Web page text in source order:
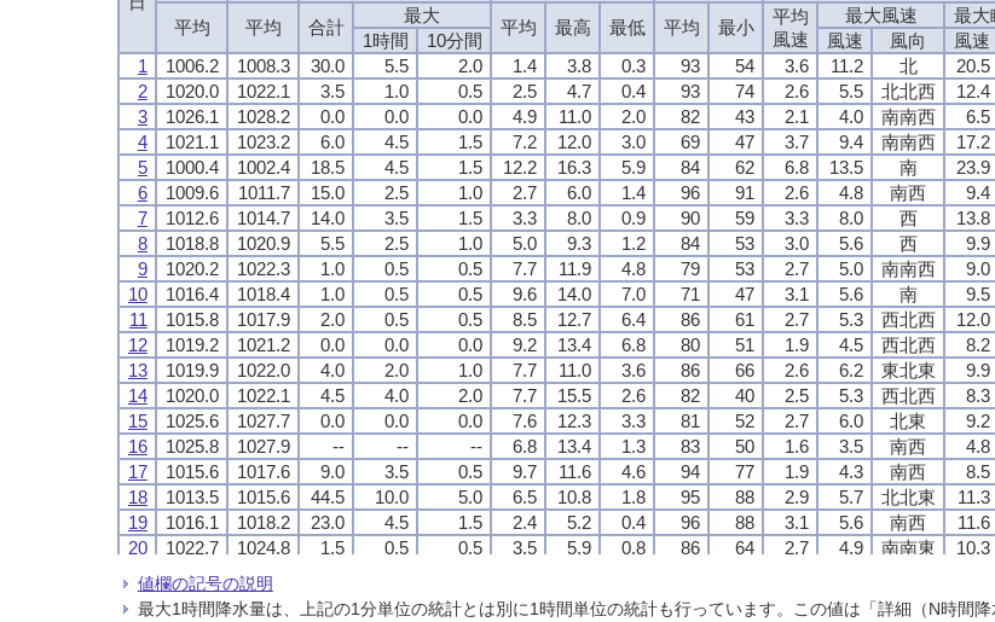
平均
平均 合計
最大
平均 最高 最低 平均 最小
平均
風速
最大風速 最大
1時間 10分間 風速 風向 風速
1
1006.2 1008.3 30.0 5.5 2.0 1.4 3.8 0.3 93 54 3.6 11.2 北 20.5
2
1020.0 1022.1 3.5 1.0 0.5 2.5 4.7 0.4 93 74 2.6 5.5 北北西 12.4
3
1026.1 1028.2 0.0 0.0 0.0 4.9 11.0 2.0 82 43 2.1 4.0 南南西 6.5
4
1021.1 1023.2 6.0 4.5 1.5 7.2 12.0 3.0 69 47 3.7 9.4 南南西 17.2
5
1000.4 1002.4 18.5 4.5 1.5 12.2 16.3 5.9 84 62 6.8 13.5 南 23.9
6
1009.6 1011.7 15.0 2.5 1.0 2.7 6.0 1.4 96 91 2.6 4.8 南西 9.4
7
1012.6 1014.7 14.0 3.5 1.5 3.3 8.0 0.9 90 59 3.3 8.0 西 13.8
8
1018.8 1020.9 5.5 2.5 1.0 5.0 9.3 1.2 84 53 3.0 5.6 西 9.9
9
1020.2 1022.3 1.0 0.5 0.5 7.7 11.9 4.8 79 53 2.7 5.0 南南西 9.0
10
1016.4 1018.4 1.0 0.5 0.5 9.6 14.0 7.0 71 47 3.1 5.6 南 9.5
11
1015.8 1017.9 2.0 0.5 0.5 8.5 12.7 6.4 86 61 2.7 5.3 西北西 12.0
12
1019.2 1021.2 0.0 0.0 0.0 9.2 13.4 6.8 80 51 1.9 4.5 西北西 8.2
13
1019.9 1022.0 4.0 2.0 1.0 7.7 11.0 3.6 86 66 2.6 6.2 東北東 9.9
14
1020.0 1022.1 4.5 4.0 2.0 7.7 15.5 2.6 82 40 2.5 5.3 西北西 8.3
15
1025.6 1027.7 0.0 0.0 0.0 7.6 12.3 3.3 81 52 2.7 6.0 北東 9.2
16
1025.8 1027.9 -- -- -- 6.8 13.4 1.3 83 50 1.6 3.5 南西 4.8
17
1015.6 1017.6 9.0 3.5 0.5 9.7 11.6 4.6 94 77 1.9 4.3 南西 8.5
18
1013.5 1015.6 44.5 10.0 5.0 6.5 10.8 1.8 95 88 2.9 5.7 北北東 11.3
19
1016.1 1018.2 23.0 4.5 1.5 2.4 5.2 0.4 96 88 3.1 5.6 南西 11.6
20
1022.7 1024.8 1.5 0.5 0.5 3.5 5.9 0.8 86 64 2.7 4.9 南南東 10.3
21
1019.7 1021.8
22
1009.4 1011.5 15.5 6.0 2.0 6.9 12.5 1.4 73 40 10.4 南 22.7
平均
平均 合計
最大
平均 最高 最低 平均 最小
平均
風速
最大風速 最大
1時間 10分間 風速 風向 風速
1
1006.2 1008.3 30.0 5.5 2.0 1.4 3.8 0.3 93 54 3.6 11.2 北 20.5
2
1020.0 1022.1 3.5 1.0 0.5 2.5 4.7 0.4 93 74 2.6 5.5 北北西 12.4
3
1026.1 1028.2 0.0 0.0 0.0 4.9 11.0 2.0 82 43 2.1 4.0 南南西 6.5
4
1021.1 1023.2 6.0 4.5 1.5 7.2 12.0 3.0 69 47 3.7 9.4 南南西 17.2
5
1000.4 1002.4 18.5 4.5 1.5 12.2 16.3 5.9 84 62 6.8 13.5 南 23.9
6
1009.6 1011.7 15.0 2.5 1.0 2.7 6.0 1.4 96 91 2.6 4.8 南西 9.4
7
1012.6 1014.7 14.0 3.5 1.5 3.3 8.0 0.9 90 59 3.3 8.0 西 13.8
8
1018.8 1020.9 5.5 2.5 1.0 5.0 9.3 1.2 84 53 3.0 5.6 西 9.9
9
1020.2 1022.3 1.0 0.5 0.5 7.7 11.9 4.8 79 53 2.7 5.0 南南西 9.0
10
1016.4 1018.4 1.0 0.5 0.5 9.6 14.0 7.0 71 47 3.1 5.6 南 9.5
11
1015.8 1017.9 2.0 0.5 0.5 8.5 12.7 6.4 86 61 2.7 5.3 西北西 12.0
12
1019.2 1021.2 0.0 0.0 0.0 9.2 13.4 6.8 80 51 1.9 4.5 西北西 8.2
13
1019.9 1022.0 4.0 2.0 1.0 7.7 11.0 3.6 86 66 2.6 6.2 東北東 9.9
14
1020.0 1022.1 4.5 4.0 2.0 7.7 15.5 2.6 82 40 2.5 5.3 西北西 8.3
15
1025.6 1027.7 0.0 0.0 0.0 7.6 12.3 3.3 81 52 2.7 6.0 北東 9.2
16
1025.8 1027.9 -- -- -- 6.8 13.4 1.3 83 50 1.6 3.5 南西 4.8
17
1015.6 1017.6 9.0 3.5 0.5 9.7 11.6 4.6 94 77 1.9 4.3 南西 8.5
18
1013.5 1015.6 44.5 10.0 5.0 6.5 10.8 1.8 95 88 2.9 5.7 北北東 11.3
19
1016.1 1018.2 23.0 4.5 1.5 2.4 5.2 0.4 96 88 3.1 5.6 南西 11.6
20
1022.7 1024.8 1.5 0.5 0.5 3.5 5.9 0.8 86 64 2.7 4.9 南南東 10.3
21
1019.7 1021.8
22
1009.4 1011.5 15.5 6.0 2.0 6.9 12.5 1.4 73 40 10.4 南 22.7
平均
平均 合計
最大
平均 最高 最低 平均 最小
平均
風速
最大風速 最大
1時間 10分間 風速 風向 風速
1
1006.2 1008.3 30.0 5.5 2.0 1.4 3.8 0.3 93 54 3.6 11.2 北 20.5
2
1020.0 1022.1 3.5 1.0 0.5 2.5 4.7 0.4 93 74 2.6 5.5 北北西 12.4
3
1026.1 1028.2 0.0 0.0 0.0 4.9 11.0 2.0 82 43 2.1 4.0 南南西 6.5
4
1021.1 1023.2 6.0 4.5 1.5 7.2 12.0 3.0 69 47 3.7 9.4 南南西 17.2
5
1000.4 1002.4 18.5 4.5 1.5 12.2 16.3 5.9 84 62 6.8 13.5 南 23.9
6
1009.6 1011.7 15.0 2.5 1.0 2.7 6.0 1.4 96 91 2.6 4.8 南西 9.4
7
1012.6 1014.7 14.0 3.5 1.5 3.3 8.0 0.9 90 59 3.3 8.0 西 13.8
8
1018.8 1020.9 5.5 2.5 1.0 5.0 9.3 1.2 84 53 3.0 5.6 西 9.9
9
1020.2 1022.3 1.0 0.5 0.5 7.7 11.9 4.8 79 53 2.7 5.0 南南西 9.0
10
1016.4 1018.4 1.0 0.5 0.5 9.6 14.0 7.0 71 47 3.1 5.6 南 9.5
11
1015.8 1017.9 2.0 0.5 0.5 8.5 12.7 6.4 86 61 2.7 5.3 西北西 12.0
12
1019.2 1021.2 0.0 0.0 0.0 9.2 13.4 6.8 80 51 1.9 4.5 西北西 8.2
13
1019.9 1022.0 4.0 2.0 1.0 7.7 11.0 3.6 86 66 2.6 6.2 東北東 9.9
14
1020.0 1022.1 4.5 4.0 2.0 7.7 15.5 2.6 82 40 2.5 5.3 西北西 8.3
15
1025.6 1027.7 0.0 0.0 0.0 7.6 12.3 3.3 81 52 2.7 6.0 北東 9.2
16
1025.8 1027.9 -- -- -- 6.8 13.4 1.3 83 50 1.6 3.5 南西 4.8
17
1015.6 1017.6 9.0 3.5 0.5 9.7 11.6 4.6 94 77 1.9 4.3 南西 8.5
18
1013.5 1015.6 44.5 10.0 5.0 6.5 10.8 1.8 95 88 2.9 5.7 北北東 11.3
19
1016.1 1018.2 23.0 4.5 1.5 2.4 5.2 0.4 96 88 3.1 5.6 南西 11.6
20
1022.7 1024.8 1.5 0.5 0.5 3.5 5.9 0.8 86 64 2.7 4.9 南南東 10.3
21
1019.7 1021.8
22
1009.4 1011.5 15.5 6.0 2.0 6.9 12.5 1.4 73 40 10.4 南 22.7
平均
平均 合計
最大
平均 最高 最低 平均 最小
平均
風速
最大風速 最大
1時間 10分間 風速 風向 風速
1
1006.2 1008.3 30.0 5.5 2.0 1.4 3.8 0.3 93 54 3.6 11.2 北 20.5
2
1020.0 1022.1 3.5 1.0 0.5 2.5 4.7 0.4 93 74 2.6 5.5 北北西 12.4
3
1026.1 1028.2 0.0 0.0 0.0 4.9 11.0 2.0 82 43 2.1 4.0 南南西 6.5
4
1021.1 1023.2 6.0 4.5 1.5 7.2 12.0 3.0 69 47 3.7 9.4 南南西 17.2
5
1000.4 1002.4 18.5 4.5 1.5 12.2 16.3 5.9 84 62 6.8 13.5 南 23.9
6
1009.6 1011.7 15.0 2.5 1.0 2.7 6.0 1.4 96 91 2.6 4.8 南西 9.4
7
1012.6 1014.7 14.0 3.5 1.5 3.3 8.0 0.9 90 59 3.3 8.0 西 13.8
8
1018.8 1020.9 5.5 2.5 1.0 5.0 9.3 1.2 84 53 3.0 5.6 西 9.9
9
1020.2 1022.3 1.0 0.5 0.5 7.7 11.9 4.8 79 53 2.7 5.0 南南西 9.0
10
1016.4 1018.4 1.0 0.5 0.5 9.6 14.0 7.0 71 47 3.1 5.6 南 9.5
11
1015.8 1017.9 2.0 0.5 0.5 8.5 12.7 6.4 86 61 2.7 5.3 西北西 12.0
12
1019.2 1021.2 0.0 0.0 0.0 9.2 13.4 6.8 80 51 1.9 4.5 西北西 8.2
13
1019.9 1022.0 4.0 2.0 1.0 7.7 11.0 3.6 86 66 2.6 6.2 東北東 9.9
14
1020.0 1022.1 4.5 4.0 2.0 7.7 15.5 2.6 82 40 2.5 5.3 西北西 8.3
15
1025.6 1027.7 0.0 0.0 0.0 7.6 12.3 3.3 81 52 2.7 6.0 北東 9.2
16
1025.8 1027.9 -- -- -- 6.8 13.4 1.3 83 50 1.6 3.5 南西 4.8
17
1015.6 1017.6 9.0 3.5 0.5 9.7 11.6 4.6 94 77 1.9 4.3 南西 8.5
18
1013.5 1015.6 44.5 10.0 5.0 6.5 10.8 1.8 95 88 2.9 5.7 北北東 11.3
19
1016.1 1018.2 23.0 4.5 1.5 2.4 5.2 0.4 96 88 3.1 5.6 南西 11.6
20
1022.7 1024.8 1.5 0.5 0.5 3.5 5.9 0.8 86 64 2.7 4.9 南南東 10.3
21
1019.7 1021.8
22
1009.4 1011.5 15.5 6.0 2.0 6.9 12.5 1.4 73 40 10.4 南 22.7
値欄の記号の説明
最大1時間降水量は、上記の1分単位の統計とは別に1時間単位の統計も行っています。この値は「詳細（N時間降